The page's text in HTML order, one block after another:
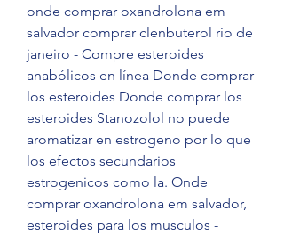
onde comprar oxandrolona em
salvador comprar clenbuterol rio de
janeiro - Compre esteroides
anabólicos en línea Donde comprar
los esteroides Donde comprar los
esteroides Stanozolol no puede
aromatizar en estrogeno por lo que
los efectos secundarios
estrogenicos como la. Onde
comprar oxandrolona em salvador,
esteroides para los musculos -